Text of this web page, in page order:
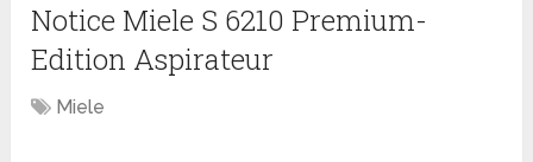
Notice Miele S 6210 Premium-
Edition Aspirateur
Miele